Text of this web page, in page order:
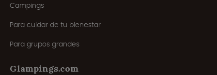
Campings
Para cuidar de tu bienestar
Para grupos grandes
Glampings.com